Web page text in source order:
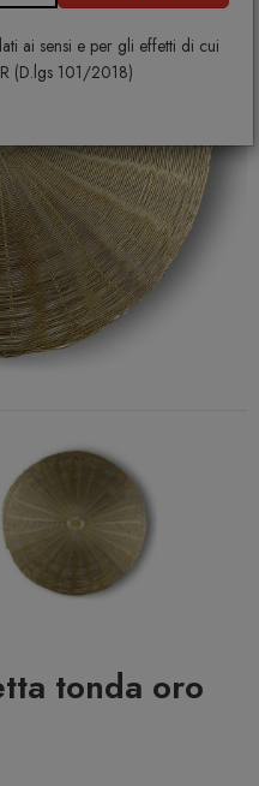
ai sensi e per gli effetti di cui
(D.lgs 101/2018)
tonda oro